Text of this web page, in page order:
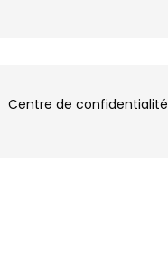
Centre de confidentialité